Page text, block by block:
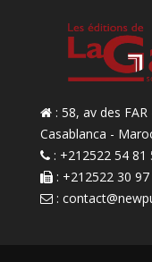
: 58, av des
Casablanca -
: +212522 54 81
: +212522 30
: